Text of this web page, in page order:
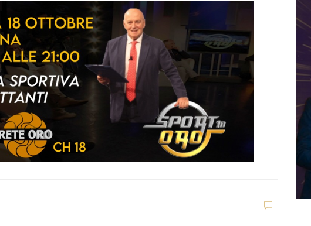
Viterbese (Certosa V.
to senza sosta: Busat